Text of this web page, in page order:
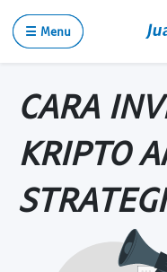
☰ Menu
CARA
KRIPTO